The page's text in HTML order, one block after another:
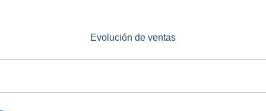
Evolución de ventas